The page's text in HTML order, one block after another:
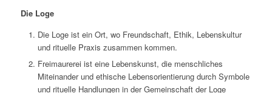
Die Loge
Die Loge ist ein Ort, wo Freundschaft, Ethik, Lebenskultur
und rituelle Praxis zusammen kommen.
Freimaurerei ist eine Lebenskunst, die menschliches
Miteinander und ethische Lebensorientierung durch Symbole
und rituelle Handlungen in der Gemeinschaft der Loge